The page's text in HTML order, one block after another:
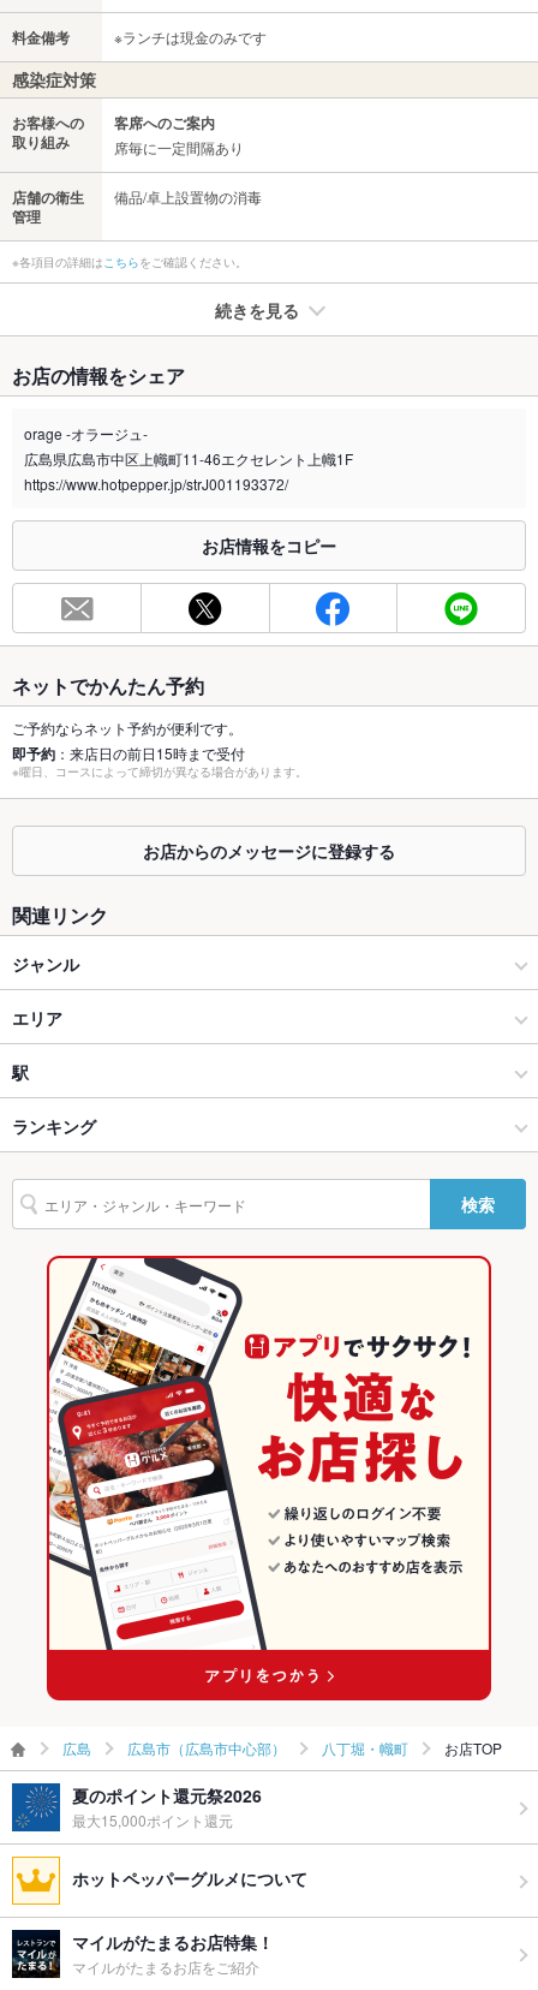
料金備考 ※ランチは現金のみです
感染症対策
お客様への
取り組み
客席へのご案内
席毎に一定間隔あり
店舗の衛生
管理
備品/卓上設置物の消毒
※各項目の詳細はこちらをご確認ください。
続きを見る
禁煙・喫煙 全席禁煙
喫煙専用室 なし
※2020年4月1日～受動喫煙対策に関する法律が施行されています。正しい情報はお店へお問い
総席数 46席
最大宴会収
80人(立食時)
個室 あり
座敷 なし
掘りごたつ なし
ソファー
テラス席
設備
Wi-Fi
バリアフリ
ー
駐車場 なし
その他設備 －
飲み放題 なし ：一部コース
食べ放題 なし
ワイン充実
お子様連れ お子様連れOK ：周りのお客様へのご配慮をお願い致します。
ウェディン
グパーティ
レストランウェディング 可
プライズ対
可
お店の情報をシェア
orage -オラージュ-
広島県広島市中区上幟町11-46エクセレント上幟1F
https://www.hotpepper.jp/strJ001193372/
お店情報をコピー
ネットでかんたん予約
ご予約ならネット予約が便利です。
即予約 ：来店日の前日15時まで受付
※曜日、コースによって締切が異なる場合があります。
お店からのメッセージに登録する
関連リンク
ジャンル
イタリアン・フレンチ
フレンチ
広島市（広島市中心部） × イタリアン・フレンチ
広島市（広島市中心部） × フレンチ
女学院前駅 × イタリアン・フレンチ
女学院前駅 × フレンチ
エリア
八丁堀・幟町
八丁堀・幟町 × イタリアン・フレンチ
八丁堀・幟町 × フレンチ
広島
広島 × イタリアン・フレンチ
広島 × フレンチ
駅
女学院前駅
ランキング
広島のグルメランキング
広島のイタリアン・フレンチランキング
広島のフレンチランキング
広島市（広島市中心部）のグルメランキング
広島市（広島市中心部）のイタリアン・フレンチランキング
広島市（広島市中心部）のフレンチランキング
八丁堀・幟町のグルメランキング
八丁堀・幟町のイタリアン・フレンチランキング
八丁堀・幟町のフレンチランキング
検索
広島 広島市（広島市中心部） 八丁堀・幟町 お店TOP
夏のポイント還元祭2026
最大15,000ポイント還元
ホットペッパーグルメについて
マイルがたまるお店特集！
マイルがたまるお店をご紹介